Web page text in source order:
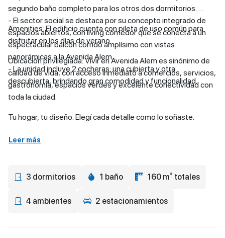
segundo baño completo para los otros dos dormitorios.
- El sector social se destaca por su concepto integrado de
espacios abiertos, con living comedor que se conecta a un
espectacular balcón corrido amplísimo con vistas
panorámicas a la Avenida Alem.
- La unidad incluye 2 cocheras: una cubierta y otra
descubierta, brindando gran comodidad y funcionalidad.
Amenities: El edificio cuenta con pileta de uso común para
disfrutar en los días de verano.
Ubicación privilegiada: Vivir en Avenida Alem es sinónimo de
calidad de vida, con acceso inmediato a comercios, servicios,
gastronomía, espacios verdes y excelente conectividad con
toda la ciudad.
Tu hogar, tu diseño. Elegí cada detalle como lo soñaste.
Leer más
3 dormitorios 1 baño 160 m² totales
4 ambientes 2 estacionamientos